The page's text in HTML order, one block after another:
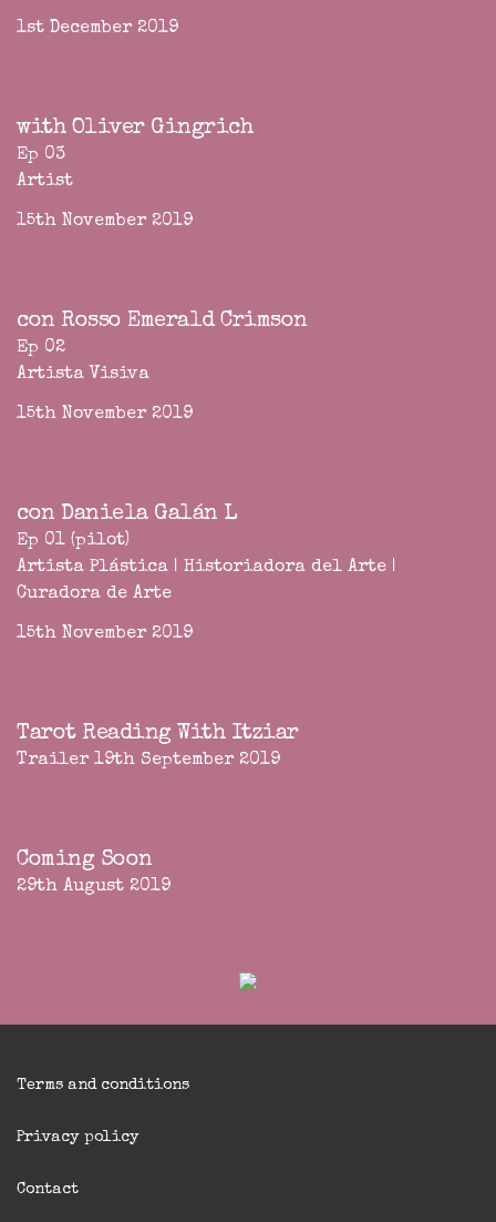
1st December 2019
with Oliver Gingrich
Ep 03
Artist
15th November 2019
con Rosso Emerald Crimson
Ep 02
Artista Visiva
15th November 2019
con Daniela Galán L
Ep 01 (pilot)
Artista Plástica | Historiadora del Arte |
Curadora de Arte
15th November 2019
Tarot Reading With Itziar
Trailer 19th September 2019
Coming Soon
29th August 2019
Terms and conditions
Privacy policy
Contact